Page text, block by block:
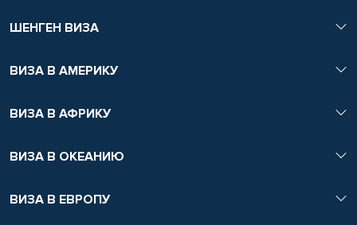
ШЕНГЕН ВИЗА
ВИЗА В АМЕРИКУ
ВИЗА В АФРИКУ
ВИЗА В ОКЕАНИЮ
ВИЗА В ЕВРОПУ